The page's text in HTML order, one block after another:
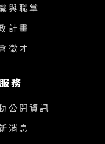
與職掌
計畫
徵才
務
公開資訊
消息